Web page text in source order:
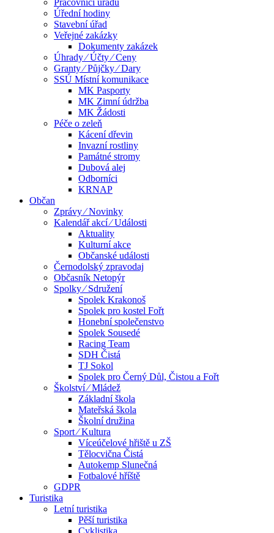
Pracovníci úřadu
Úřední hodiny
Stavební úřad
Veřejné zakázky
Dokumenty zakázek
Úhrady ⁄ Účty ⁄ Ceny
Granty ⁄ Půjčky ⁄ Dary
SSÚ Místní komunikace
MK Pasporty
MK Zimní údržba
MK Žádosti
Péče o zeleň
Kácení dřevin
Invazní rostliny
Památné stromy
Dubová alej
Odborníci
KRNAP
Občan
Zprávy ⁄ Novinky
Kalendář akcí ⁄ Události
Aktuality
Kulturní akce
Občanské události
Černodolský zpravodaj
Občasník Netopýr
Spolky ⁄ Sdružení
Spolek Krakonoš
Spolek pro kostel Fořt
Honební společenstvo
Spolek Sousedé
Racing Team
SDH Čistá
TJ Sokol
Spolek pro Černý Důl, Čistou a Fořt
Školství ⁄ Mládež
Základní škola
Mateřská škola
Školní družina
Sport ⁄ Kultura
Víceúčelové hřiště u ZŠ
Tělocvična Čistá
Autokemp Slunečná
Fotbalové hříště
GDPR
Turistika
Letní turistika
Pěší turistika
Cyklistika